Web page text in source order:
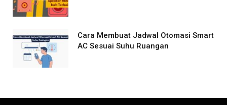
Cara Membuat Jadwal Otomasi Smart
AC Sesuai Suhu Ruangan